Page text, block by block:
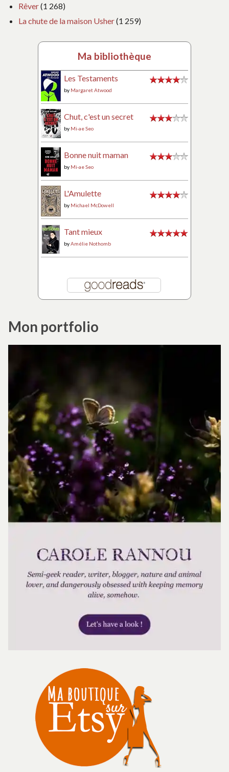
Rêver(1 268)
La chute de la maison Usher(1 259)
Ma bibliothèque
Les Testaments
by Margaret Atwood
Chut, c'est un secret
by Mi-ae Seo
Bonne nuit maman
by Mi-ae Seo
L'Amulette
by Michael McDowell
Tant mieux
byAmélie Nothomb
Mon portfolio